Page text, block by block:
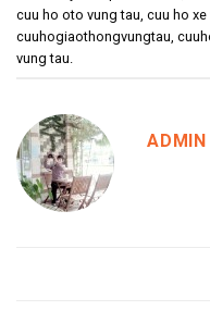
cuu ho oto vung tau cuu ho xe
cuuhogiaothongvungtau
vung tau
ADMIN